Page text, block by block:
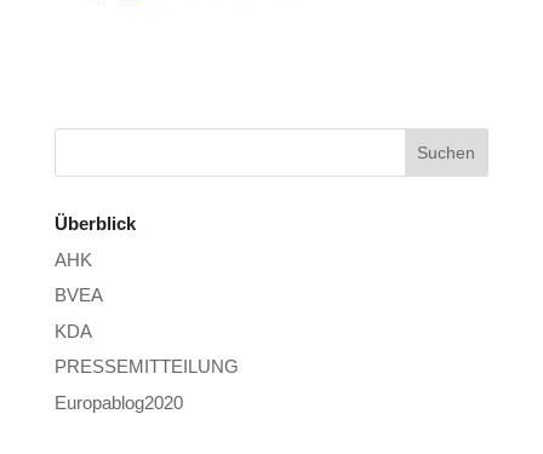
Überblick
AHK
BVEA
KDA
PRESSEMITTEILUNG
Europablog2020